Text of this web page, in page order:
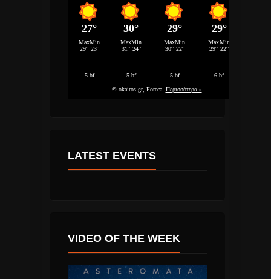
LATEST EVENTS
VIDEO OF THE WEEK